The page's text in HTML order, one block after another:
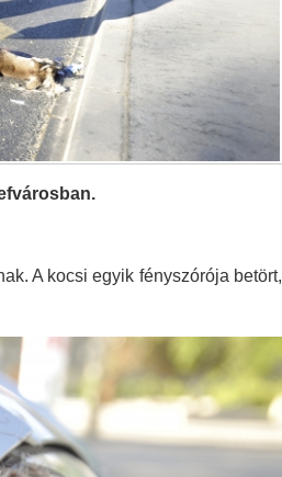
A kocsi egyik fényszórója betört,